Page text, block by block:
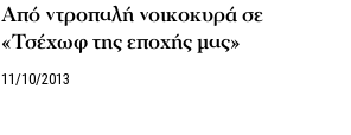
Από ντροπαλή νοικοκυρά σε
«Τσέχωφ της εποχής μας»
11/10/2013